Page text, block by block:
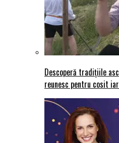
Descoperă tradițiile
reunesc pentru cosit